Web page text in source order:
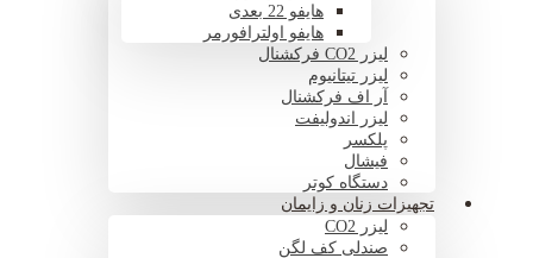
هایفو 22 بعدی
هایفو اولترافورمر
لیزر CO2 فرکشنال
لیزر تیتانیوم
آر اف فرکشنال
لیزر اندولیفت
پلکسر
فیشال
دستگاه کوتر
تجهیزات زنان و زایمان
لیزر CO2
صندلی کف لگن